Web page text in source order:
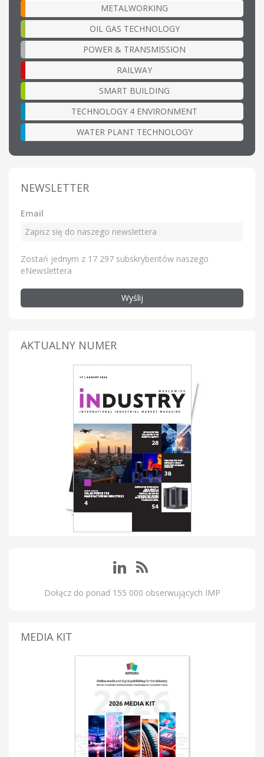
METALWORKING
OIL GAS TECHNOLOGY
POWER & TRANSMISSION
RAILWAY
SMART BUILDING
TECHNOLOGY 4 ENVIRONMENT
WATER PLANT TECHNOLOGY
NEWSLETTER
Email
Zostań jednym z 17 297 subskrybentów naszego
eNewslettera
Wyślij
AKTUALNY NUMER
Dołącz do ponad 155 000 obserwujących IMP
MEDIA KIT